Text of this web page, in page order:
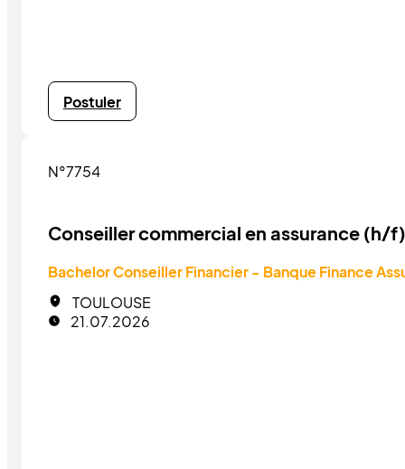
Postuler
N°7754
Conseiller commercial en assurance (h/f)
Bachelor Conseiller Financier - Banque Finance
TOULOUSE
21.07.2026